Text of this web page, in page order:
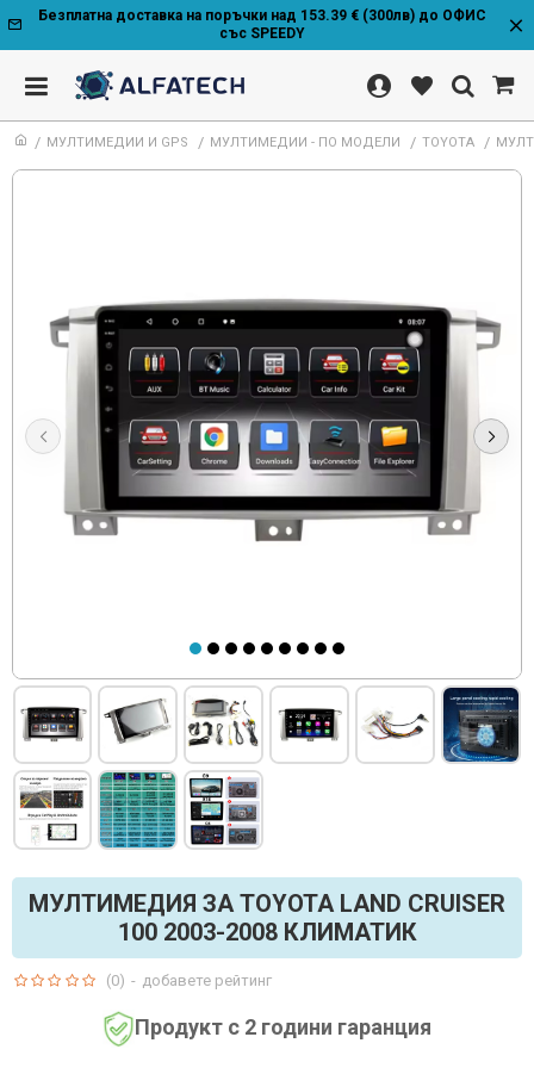
Безплатна доставка на поръчки над 153.39 € (300лв) до ОФИС
със SPEEDY
МУЛТИМЕДИИ И GPS МУЛТИМЕДИИ - ПО МОДЕЛИ TOYOTA
МУЛТИМЕДИЯ ЗА TOYOTA LAND CRUISER
100 2003-2008 КЛИМАТИК
Продукт с 2 години гаранция
(0) - добавете рейтинг